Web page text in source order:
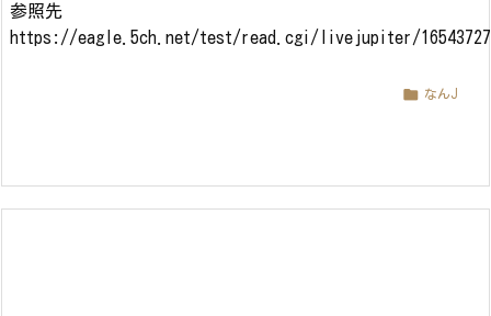
参照先
https://eagle.5ch.net/test/read.cgi/livejupiter/
 なんJ